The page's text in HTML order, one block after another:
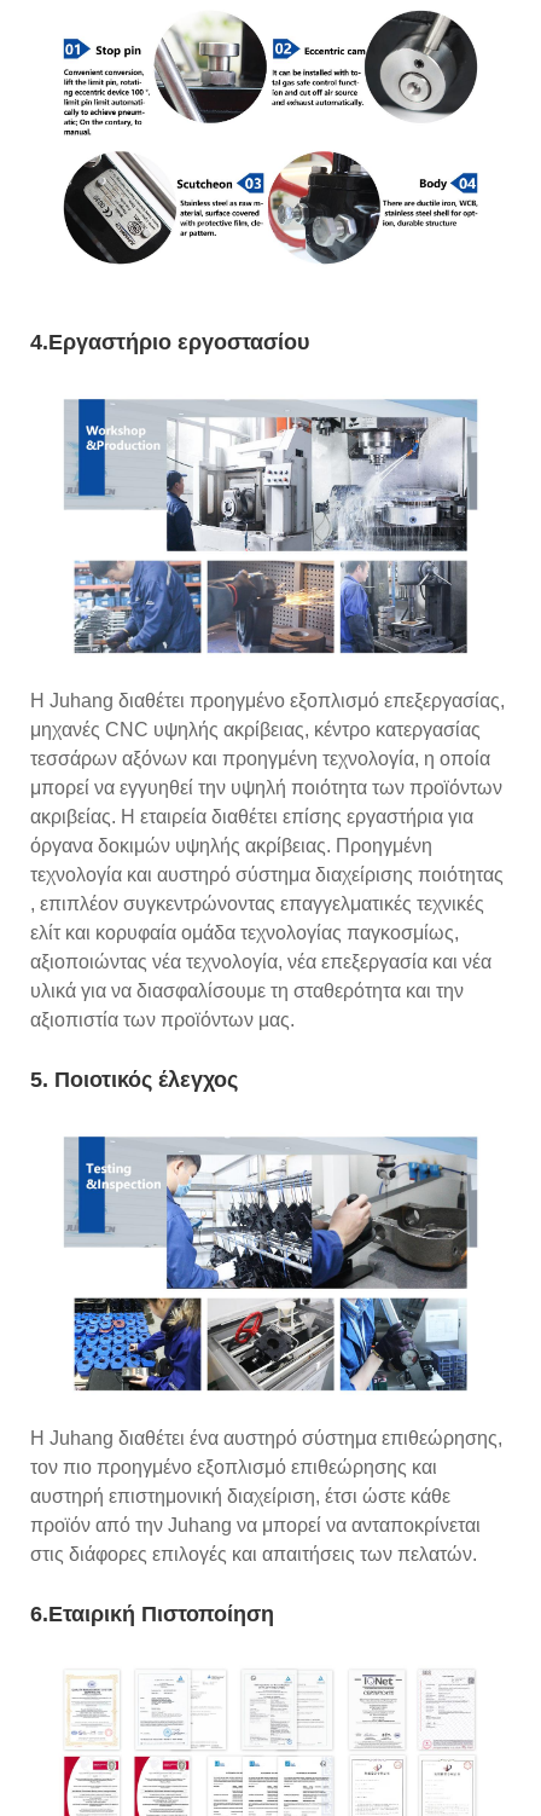
4.Εργαστήριο εργοστασίου
Η Juhang διαθέτει προηγμένο εξοπλισμό επεξεργασίας,
μηχανές CNC υψηλής ακρίβειας, κέντρο κατεργασίας
τεσσάρων αξόνων και προηγμένη τεχνολογία, η οποία
μπορεί να εγγυηθεί την υψηλή ποιότητα των προϊόντων
ακριβείας. Η εταιρεία διαθέτει επίσης εργαστήρια για
όργανα δοκιμών υψηλής ακρίβειας. Προηγμένη
τεχνολογία και αυστηρό σύστημα διαχείρισης ποιότητας
, επιπλέον συγκεντρώνοντας επαγγελματικές τεχνικές
ελίτ και κορυφαία ομάδα τεχνολογίας παγκοσμίως,
αξιοποιώντας νέα τεχνολογία, νέα επεξεργασία και νέα
υλικά για να διασφαλίσουμε τη σταθερότητα και την
αξιοπιστία των προϊόντων μας.
5. Ποιοτικός έλεγχος
Η Juhang διαθέτει ένα αυστηρό σύστημα επιθεώρησης,
τον πιο προηγμένο εξοπλισμό επιθεώρησης και
αυστηρή επιστημονική διαχείριση, έτσι ώστε κάθε
προϊόν από την Juhang να μπορεί να ανταποκρίνεται
στις διάφορες επιλογές και απαιτήσεις των πελατών.
6.Εταιρική Πιστοποίηση